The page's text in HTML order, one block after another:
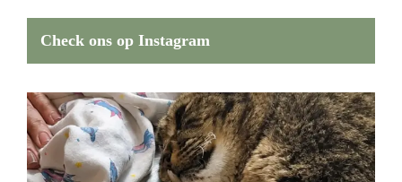
Check ons op Instagram